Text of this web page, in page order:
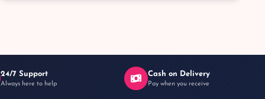
24/7 Support
Always here to help
Cash on Delivery
Pay when you receive